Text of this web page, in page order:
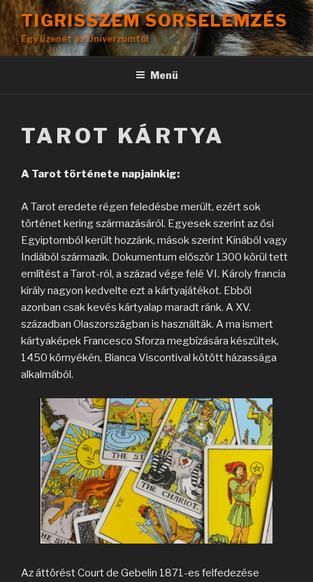
Tartalomhoz
TIGRISSZEM SORSELEMZÉS
Egy üzenet az Univerzumtól
Menü
TAROT KÁRTYA
A Tarot története napjainkig:
A Tarot eredete régen feledésbe merült, ezért sok
történet kering származásáról. Egyesek szerint az ősi
Egyiptomból került hozzánk, mások szerint Kínából vagy
Indiából származik. Dokumentum először 1300 körül tett
említést a Tarot-ról, a század vége felé VI. Károly francia
király nagyon kedvelte ezt a kártyajátékot. Ebből
azonban csak kevés kártyalap maradt ránk. A XV.
században Olaszországban is használták. A ma ismert
kártyaképek Francesco Sforza megbízására készültek,
1450 környékén, Bianca Viscontival kötött házassága
alkalmából.
Az áttörést Court de Gebelin 1871-es felfedezése